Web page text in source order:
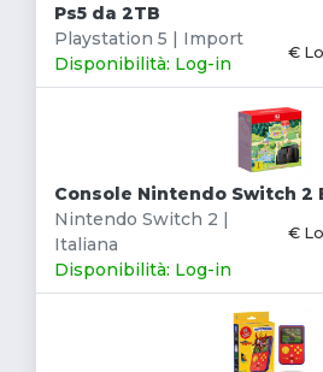
Ps5 da 2TB
Playstation 5 | Import
Disponibilità: Log-in
€
Console Nintendo Switch 2
Nintendo Switch 2 |
Italiana
Disponibilità: Log-in
€